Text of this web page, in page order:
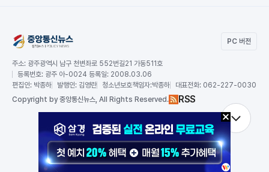
PC 버전
주소: 광주광역시 남구 천변좌로 552번길21 가동511호
등록번호: 광주 아-0024 등록일: 2008.03.06
편집인: 박종하 발행인: 김영란 청소년보호책임자:박종하 대표전화: 062-227-0030
Copyright by 중앙통신뉴스, All Rights Reserved. RSS